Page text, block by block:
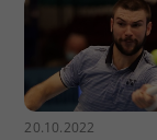
20.10.2022